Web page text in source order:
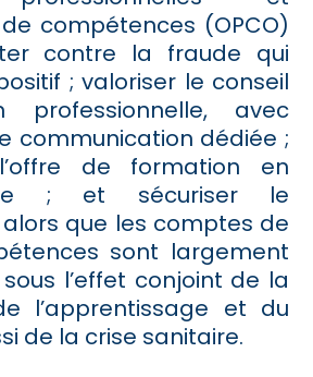
compétences (OPCO)
contre la fraude qui
; valoriser le conseil
professionnelle, avec
communication dédiée ;
de formation en
; et sécuriser le
que les comptes de
sont largement
l’effet conjoint de la
l’apprentissage et du
de la crise sanitaire.